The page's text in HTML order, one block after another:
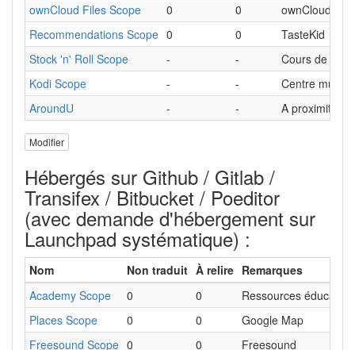
ownCloud Files Scope
0 0
ownCloud
Recommendations Scope 0 0
TasteKid
Stock 'n' Roll Scope
- -
Cours de la
Kodi Scope
- -
Centre
AroundU
- - A proximité
Modifier
Hébergés sur Github / Gitlab /
Transifex / Bitbucket / Poeditor
(avec demande d'hébergement sur
Launchpad systématique) :
Nom Non traduit À relire Remarques
Academy Scope
0 0
Ressources
Places Scope
0 0
Google Map
Freesound Scope 0 0
Freesound